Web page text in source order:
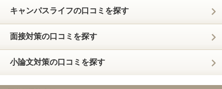
キャンパスライフの口コミを探す
面接対策の口コミを探す
小論文対策の口コミを探す